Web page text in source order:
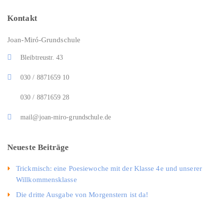
Kontakt
Joan-Miró-Grundschule
Bleibtreustr. 43
030 / 8871659 10
030 / 8871659 28
mail@joan-miro-grundschule.de
Neueste Beiträge
Trickmisch: eine Poesiewoche mit der Klasse 4e und unserer
Willkommensklasse
Die dritte Ausgabe von Morgenstern ist da!